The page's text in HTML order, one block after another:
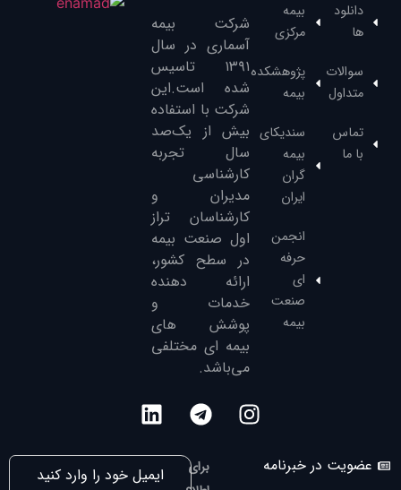
دانلود
ها
سوالات
متداول
تماس
با ما
بیمه
مرکزی
پژوهشکده
بیمه
سندیکای
بیمه
گران
ایران
انجمن
حرفه
ای
صنعت
بیمه
شرکت بیمه
آسماری در سال
۱۳۹۱‌ تاسیس
شده است.این
شرکت با استفاده
بیش از یک‌صد
سال تجربه
کارشناسی
مدیران و
کارشناسان تراز
‌اول صنعت بیمه
در سطح کشور،
ارائه دهنده
خدمات و
پوشش های
بیمه ای مختلفی
می‌باشد.
عضویت در خبرنامه
برای